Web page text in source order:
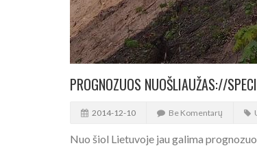
PROGNOZUOS NUOŠLIAUŽAS://
2014-12-10 Be Komentarų
Nuo šiol Lietuvoje jau galima